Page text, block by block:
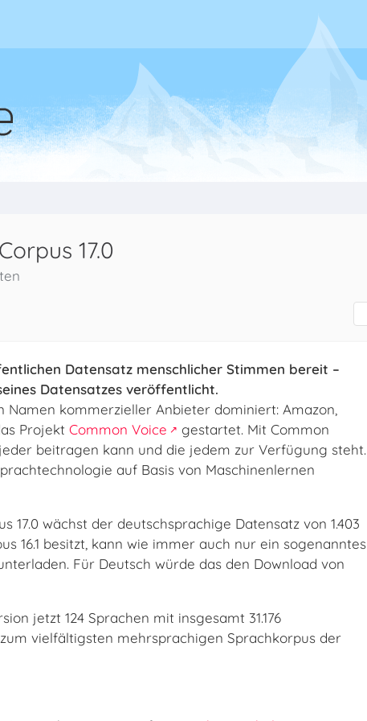
17.0
Datensatz menschlicher Stimmen bereit –
Datensatzes veröffentlicht.
kommerzieller Anbieter dominiert: Amazon,
Projekt Common Voice
gestartet. Mit Common
beitragen kann und die jedem zur Verfügung steht.
auf Basis von Maschinenlernen
wächst der deutschsprachige Datensatz von 1.403
16.1 besitzt, kann wie immer auch nur ein sogenanntes
Für Deutsch würde das den Download von
jetzt 124 Sprachen mit insgesamt 31.176
vielfältigsten mehrsprachigen Sprachkorpus der